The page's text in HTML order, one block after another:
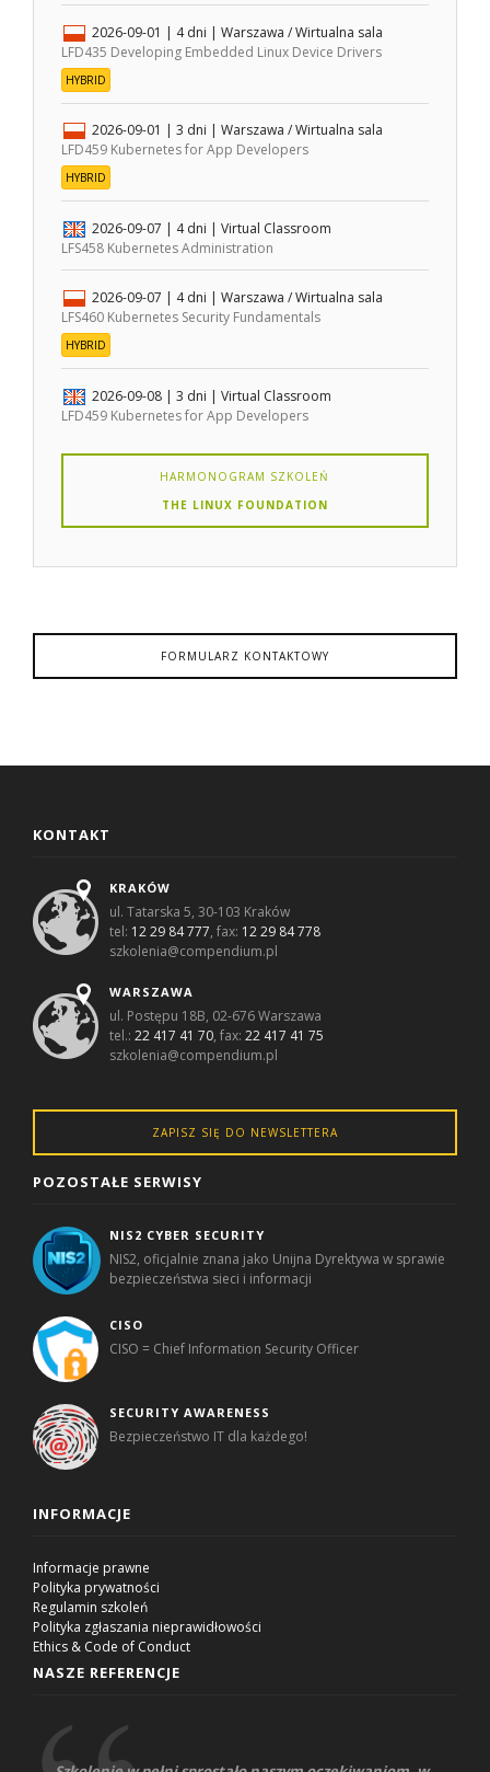
2026-09-01 | 4 dni | Warszawa / Wirtualna sala
LFD435 Developing Embedded Linux Device Drivers
HYBRID
2026-09-01 | 3 dni | Warszawa / Wirtualna sala
LFD459 Kubernetes for App Developers
HYBRID
2026-09-07 | 4 dni | Virtual Classroom
LFS458 Kubernetes Administration
2026-09-07 | 4 dni | Warszawa / Wirtualna sala
LFS460 Kubernetes Security Fundamentals
HYBRID
2026-09-08 | 3 dni | Virtual Classroom
LFD459 Kubernetes for App Developers
HARMONOGRAM SZKOLEŃ
THE LINUX FOUNDATION
FORMULARZ KONTAKTOWY
KONTAKT
KRAKÓW
ul. Tatarska 5, 30-103 Kraków
tel: 12 29 84 777, fax: 12 29 84 778
szkolenia@compendium.pl
WARSZAWA
ul. Postępu 18B, 02-676 Warszawa
tel.:22 417 41 70, fax:22 417 41 75
szkolenia@compendium.pl
ZAPISZ SIĘ DO NEWSLETTERA
POZOSTAŁE SERWISY
NIS2 CYBER SECURITY
NIS2, oficjalnie znana jako Unijna Dyrektywa w sprawie
bezpieczeństwa sieci i informacji
CISO
CISO = Chief Information Security Officer
SECURITY AWARENESS
Bezpieczeństwo IT dla każdego!
INFORMACJE
Informacje prawne
Polityka prywatności
Regulamin szkoleń
Polityka zgłaszania nieprawidłowości
Ethics & Code of Conduct
NASZE REFERENCJE